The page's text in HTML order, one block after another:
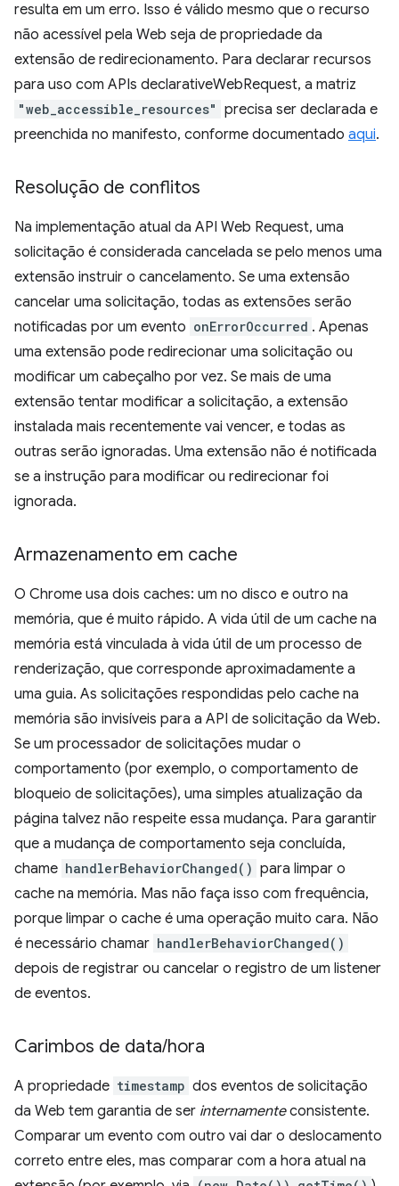
resulta em um erro. Isso é válido mesmo que o recurso
não acessível pela Web seja de propriedade da
extensão de redirecionamento. Para declarar recursos
para uso com APIs declarativeWebRequest, a matriz
"web_accessible_resources" precisa ser declarada e
preenchida no manifesto, conforme documentado aqui.
Resolução de conflitos
Na implementação atual da API Web Request, uma
solicitação é considerada cancelada se pelo menos uma
extensão instruir o cancelamento. Se uma extensão
cancelar uma solicitação, todas as extensões serão
notificadas por um evento onErrorOccurred . Apenas
uma extensão pode redirecionar uma solicitação ou
modificar um cabeçalho por vez. Se mais de uma
extensão tentar modificar a solicitação, a extensão
instalada mais recentemente vai vencer, e todas as
outras serão ignoradas. Uma extensão não é notificada
se a instrução para modificar ou redirecionar foi
ignorada.
Armazenamento em cache
O Chrome usa dois caches: um no disco e outro na
memória, que é muito rápido. A vida útil de um cache na
memória está vinculada à vida útil de um processo de
renderização, que corresponde aproximadamente a
uma guia. As solicitações respondidas pelo cache na
memória são invisíveis para a API de solicitação da Web.
Se um processador de solicitações mudar o
comportamento (por exemplo, o comportamento de
bloqueio de solicitações), uma simples atualização da
página talvez não respeite essa mudança. Para garantir
que a mudança de comportamento seja concluída,
chame handlerBehaviorChanged() para limpar o
cache na memória. Mas não faça isso com frequência,
porque limpar o cache é uma operação muito cara. Não
é necessário chamar handlerBehaviorChanged()
depois de registrar ou cancelar o registro de um listener
de eventos.
Carimbos de data/hora
A propriedade timestamp dos eventos de solicitação
da Web tem garantia de ser internamenteconsistente.
Comparar um evento com outro vai dar o deslocamento
correto entre eles, mas comparar com a hora atual na